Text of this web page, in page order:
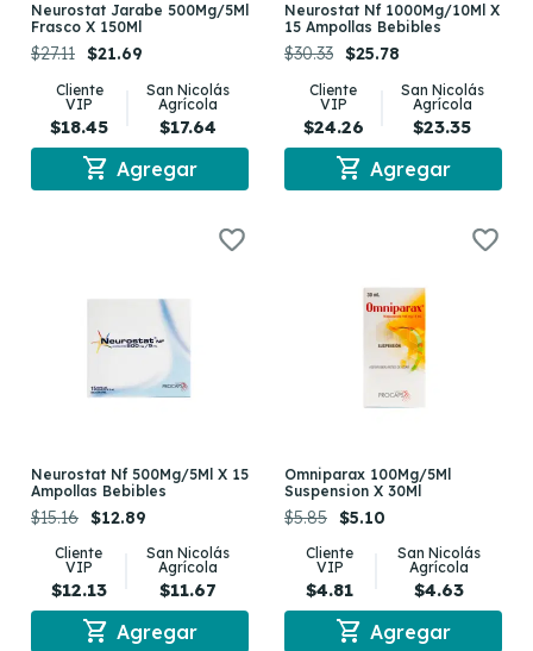
Neurostat Jarabe 500Mg/5Ml
Frasco X 150Ml
$27.11 $21.69
Cliente
VIP
$18.45
San Nicolás
Agrícola
$17.64
shopping_cart Agregar
Neurostat Nf 1000Mg/10Ml X
15 Ampollas Bebibles
$30.33 $25.78
Cliente
VIP
$24.26
San Nicolás
Agrícola
$23.35
shopping_cart Agregar
Neurostat Nf 500Mg/5Ml X 15
Ampollas Bebibles
$15.16 $12.89
Cliente
VIP
$12.13
San Nicolás
Agrícola
$11.67
shopping_cart Agregar
Omniparax 100Mg/5Ml
Suspension X 30Ml
$5.85 $5.10
Cliente
VIP
$4.81
San Nicolás
Agrícola
$4.63
shopping_cart Agregar